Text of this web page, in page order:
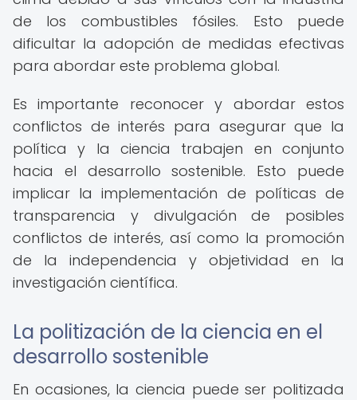
de los combustibles fósiles. Esto puede
dificultar la adopción de medidas efectivas
para abordar este problema global.
Es importante reconocer y abordar estos
conflictos de interés para asegurar que la
política y la ciencia trabajen en conjunto
hacia el desarrollo sostenible. Esto puede
implicar la implementación de políticas de
transparencia y divulgación de posibles
conflictos de interés, así como la promoción
de la independencia y objetividad en la
investigación científica.
La politización de la ciencia en el
desarrollo sostenible
En ocasiones, la ciencia puede ser politizada